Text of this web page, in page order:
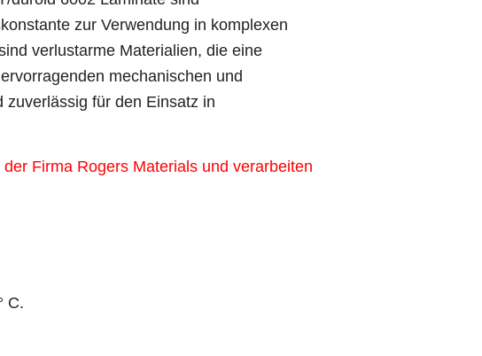
zur Verwendung in komplexen
verlustarme Materialien, die eine
mechanischen und
für den Einsatz in
Firma Rogers Materials und verarbeiten
C.